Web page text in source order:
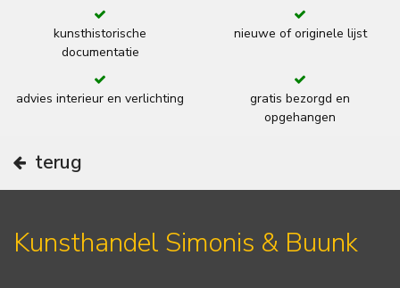
kunsthistorische
documentatie
nieuwe of originele lijst
advies interieur en verlichting
gratis bezorgd en
opgehangen
terug
Kunsthandel Simonis & Buunk